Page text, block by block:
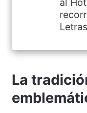
al
La